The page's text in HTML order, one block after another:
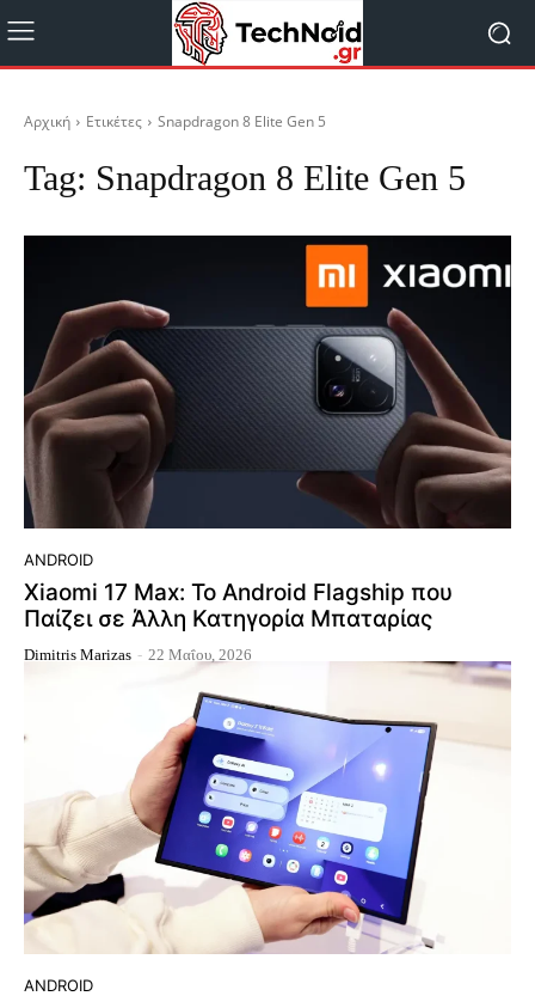
Αρχική Ετικέτες Snapdragon 8 Elite Gen 5
Tag: Snapdragon 8 Elite Gen 5
ANDROID
Xiaomi 17 Max: Το Android Flagship που
Παίζει σε Άλλη Κατηγορία Μπαταρίας
Dimitris Marizas - 22 Μαΐου, 2026
ANDROID